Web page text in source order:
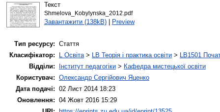
Текст
Shmelova_Kobylynska_2012.pdf
Завантажити (138kB)| Preview
Тип ресурсу: Стаття
Класифікатор:
L Освіта> LB Теорія і практика освіти > LB1501
Відділи:
Інститут педагогіки > Кафедра мистецької освіти
Користувач: Олександр Сергійович Яценко
Дата подачі: 02 Лист 2014 18:23
Оновлення: 04 Жовт 2016 15:29